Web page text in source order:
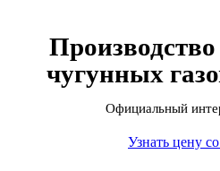
чугунных
Официальный
Узнать цену